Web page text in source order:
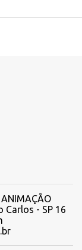
ANIMAÇÃO
Carlos - SP 16